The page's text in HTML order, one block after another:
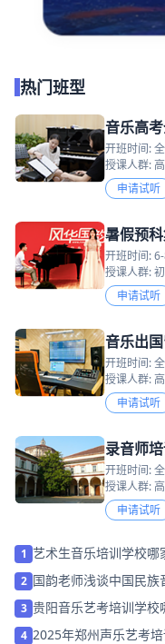
热门班型
音乐高
开班时间:
授课人群:
申请试听
暑假预
开班时间:
授课人群:
申请试听
音乐出
开班时间:
授课人群:
申请试听
录音师
开班时间:
授课人群:
申请试听
1 艺术生音乐培训学校哪
师」
2 国韵老师浅谈中国民族
3 贵阳音乐艺考培训学校
4 2025年郑州声乐艺考